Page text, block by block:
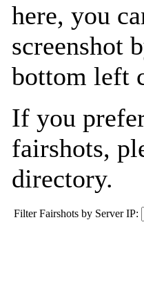
here, you
screenshot
bottom left
If you
fairshots,
directory.
Filter Fairshots by Server IP: